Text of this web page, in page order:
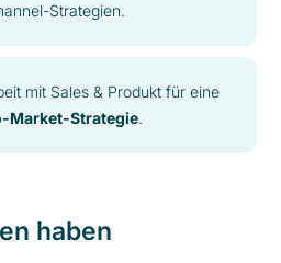
Strategien.
mit Sales & Produkt für eine
Market-Strategie.
haben